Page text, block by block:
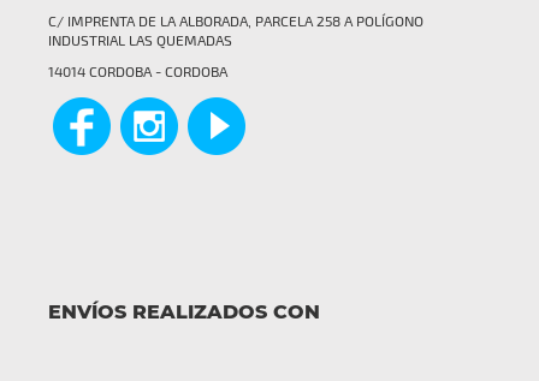
C/ IMPRENTA DE LA ALBORADA, PARCELA 258 A POLÍGONO
INDUSTRIAL LAS QUEMADAS
14014 CORDOBA - CORDOBA
ENVÍOS REALIZADOS CON